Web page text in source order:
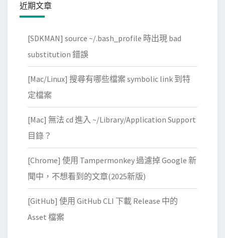
近期文章
[SDKMAN] source ~/.bash_profile 時出現 bad
substitution 錯誤
[Mac/Linux] 搜尋有哪些檔案 symbolic link 到特
定檔案
[Mac] 無法 cd 進入 ~/Library/Application Support
目錄？
[Chrome] 使用 Tampermonkey 過濾掉 Google 新
聞中，不想看到的文章(2025新版)
[GitHub] 使用 GitHub CLI 下載 Release 中的
Asset 檔案